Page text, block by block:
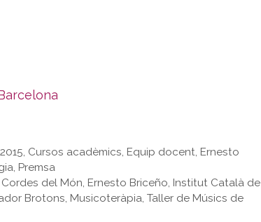
, Cursos acadèmics, Equip docent, Ernesto
, Premsa
Cordes del Món, Ernesto Briceño, Institut Català de
Brotons, Musicoteràpia, Taller de Músics de